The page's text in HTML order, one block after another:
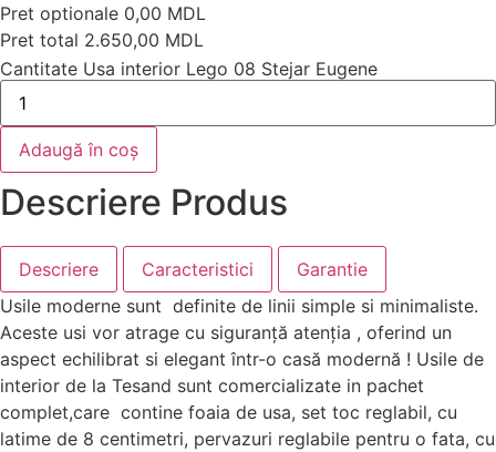
Pret optionale 0,00 MDL
Pret total 2.650,00 MDL
Cantitate Usa interior Lego 08 Stejar Eugene
Adaugă în coș
Descriere Produs
Descriere Caracteristici
Garantie
Usile moderne sunt definite de linii simple si minimaliste.
Aceste usi vor atrage cu siguranță atenția , oferind un
aspect echilibrat si elegant într-o casă modernă ! Usile de
interior de la Tesand sunt comercializate in pachet
complet,care contine foaia de usa, set toc reglabil, cu
latime de 8 centimetri, pervazuri reglabile pentru o fata, cu